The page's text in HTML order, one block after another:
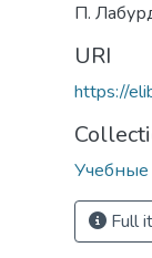
П.
URI
https://
Учебные
Full